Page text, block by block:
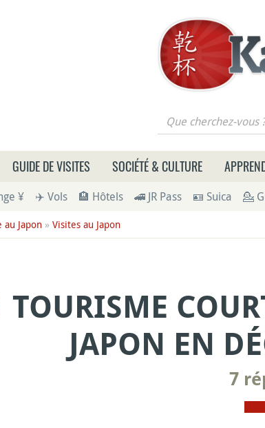
Que cherchez-vous ?
GUIDE DE VISITES SOCIÉTÉ & CULTURE
¥ ✈️ Vols 🏨 Hôtels 🚄 JR Pass 🪪 Suica 💁
au Japon» Visites au Japon
TOURISME
JAPON EN
7